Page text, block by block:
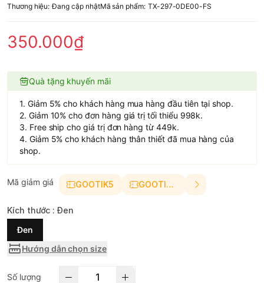
Thương hiệu: Đang cập nhậtMã sản phẩm: TX-297-0DE00-FS
350.000₫
Quà tặng khuyến mãi
1. Giảm 5% cho khách hàng mua hàng đầu tiên tại shop.
2. Giảm 10% cho đơn hàng giá trị tối thiểu 998k.
3. Free ship cho giá trị đơn hàng từ 449k.
4. Giảm 5% cho khách hàng thân thiết đã mua hàng của
shop.
Mã giảm giá GOOTIK5 GOOTIK10
Kích thước :Đen
Đen
Hướng dẫn chọn size
Số lượng